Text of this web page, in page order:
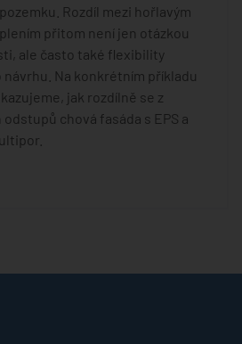
Rozdíl mezi hořlavým
přitom není jen otázkou
ale často také flexibility
Na konkrétním příkladu
jak rozdílně se z
chová fasáda s EPS a